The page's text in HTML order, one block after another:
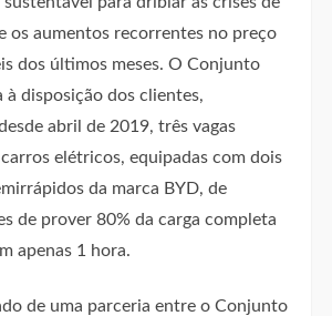
os aumentos recorrentes no preço
dos últimos meses. O Conjunto
à disposição dos clientes,
abril de 2019, três vagas
elétricos, equipadas com dois
da marca BYD, de
de prover 80% da carga completa
apenas 1 hora.
de uma parceria entre o Conjunto